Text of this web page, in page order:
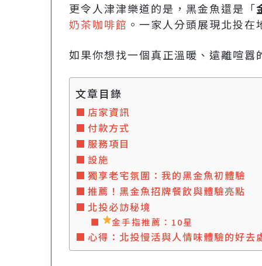
更令人津津樂道的是，黑金魚還是「
奶茶咖啡館 。一家人分頭展現北投在
如果你想找一個真正溫暖、遠離喧囂
文章目錄
店家資訊
付款方式
服務項目
設施
獨享老宅氛圍：我的黑金魚初體驗
推薦！黑金魚招牌餐飲與體驗亮點
北投必訪秘境
金手指推薦：10星
心得：北投慢活與人情味體驗的好去